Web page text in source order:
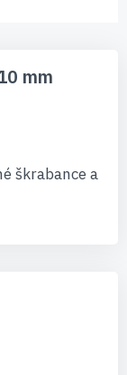
mm
škrabance a